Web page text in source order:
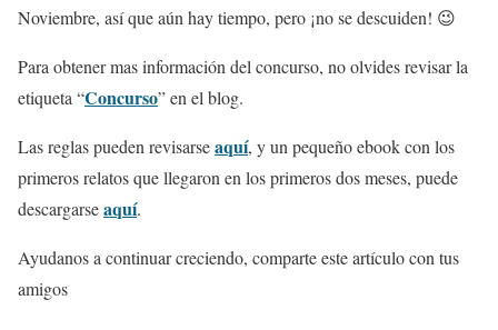
Noviembre, así que aún hay tiempo, pero ¡no se descuiden! 😉
Para obtener mas información del concurso, no olvides revisar la
etiqueta “Concurso” en el blog.
Las reglas pueden revisarseaquí, y un pequeño ebook con los
primeros relatos que llegaron en los primeros dos meses, puede
descargarseaquí.
Ayudanos a continuar creciendo, comparte este artículo con tus
amigos